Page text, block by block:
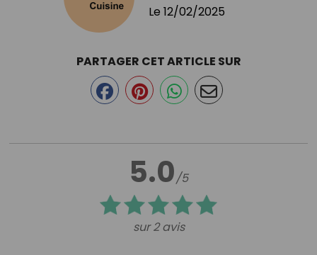
Le 12/02/2025
5.0/5
sur 2 avis
PARTAGER CET ARTICLE SUR